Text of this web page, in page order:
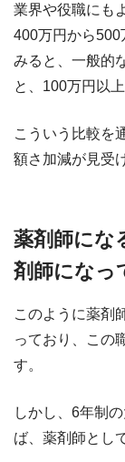
業界や役職にも
400万円から500
みると、一般的
と、100万円以
こういう比較を
額さ加減が見受
薬剤師にな
剤師になっ
このように薬剤
っており、この
す。
しかし、6年制
ば、薬剤師とし